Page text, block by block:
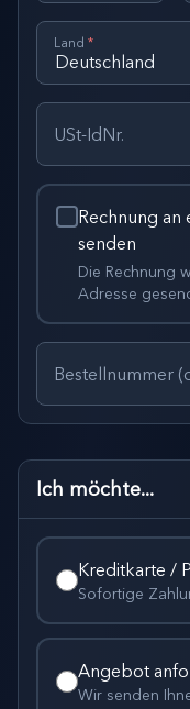
Land *
USt-IdNr.
Rechnung an
senden
Die Rechnung
Adresse
Bestellnummer
Ich möchte...
Kreditkarte /
Sofortige
Angebot
Wir senden